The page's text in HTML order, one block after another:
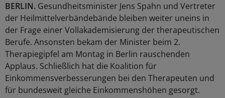
BERLIN. Gesundheitsminister Jens Spahn und Vertreter
der Heilmittelverbändebände bleiben weiter uneins in
der Frage einer Vollakademisierung der therapeutischen
Berufe. Ansonsten bekam der Minister beim 2.
Therapiegipfel am Montag in Berlin rauschenden
Applaus. Schließlich hat die Koalition für
Einkommensverbesserungen bei den Therapeuten und
für bundesweit gleiche Einkommenshöhen gesorgt.